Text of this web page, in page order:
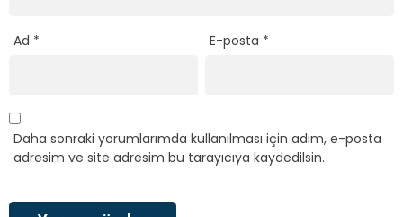
Ad * E-posta *
Daha sonraki yorumlarımda kullanılması için adım, e-posta
adresim ve site adresim bu tarayıcıya kaydedilsin.